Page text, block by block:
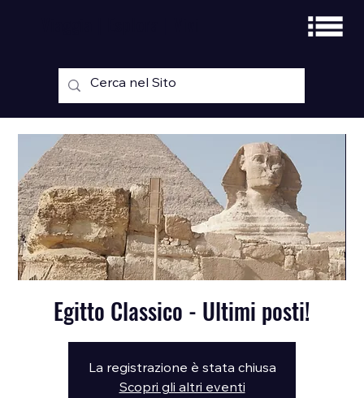
Egitto Classico - Ultimi posti!
La registrazione è stata chiusa
Scopri gli altri eventi